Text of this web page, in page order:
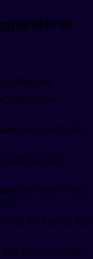
adjetivos
prácticos:
es más alta
es más
her sister." (Mi
(Mi tío Juan es más
sobrino es más